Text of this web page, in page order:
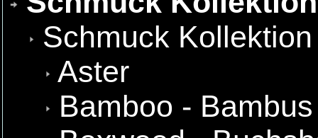
Schmuck
Aster
Bamboo - Bambus